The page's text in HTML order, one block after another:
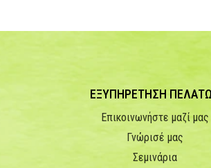
ΕΞΥΠΗΡΕΤΗΣΗ
Επικοινωνήστε μαζί μας
Γνώρισέ μας
Σεμινάρια